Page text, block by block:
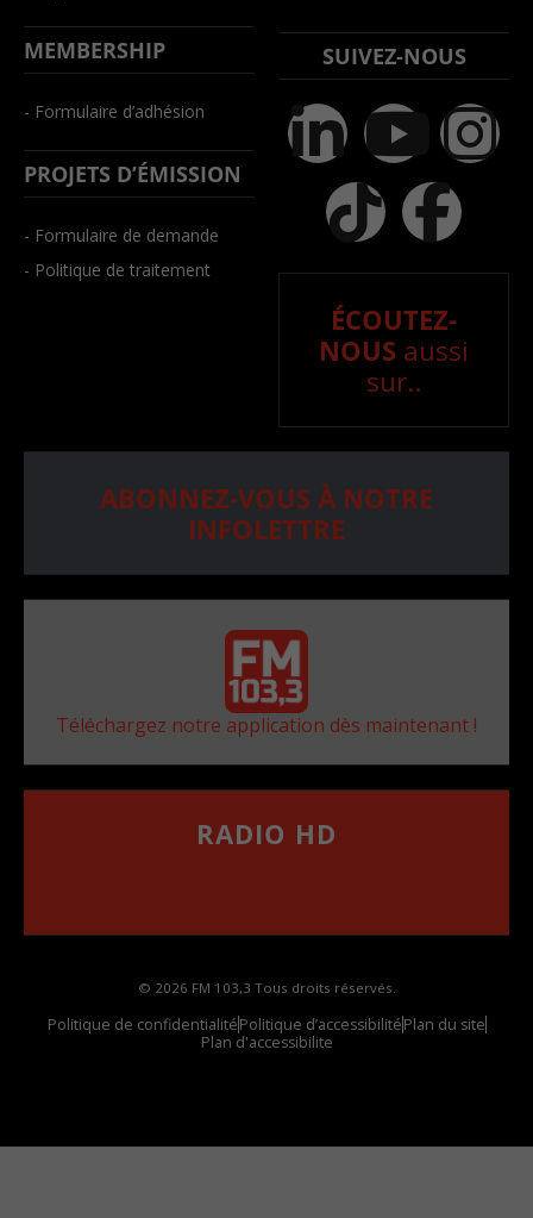
MEMBERSHIP
- Formulaire d’adhésion
PROJETS D’ÉMISSION
- Formulaire de demande
- Politique de traitement
SUIVEZ-NOUS
ÉCOUTEZ-
NOUS aussi
sur..
ABONNEZ-VOUS À NOTRE
INFOLETTRE
Téléchargez notre application dès maintenant !
RADIO HD
© 2026 FM 103,3 Tous droits réservés.
Politique de confidentialitéPolitique d’accessibilitéPlan du site
Plan d'accessibilite